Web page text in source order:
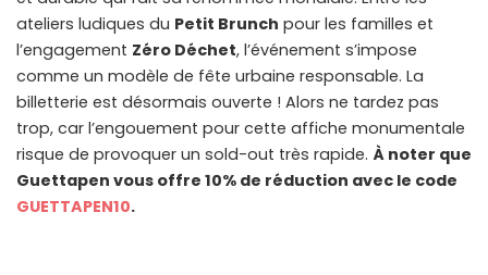
ateliers ludiques du Petit Brunch pour les familles et
l’engagement Zéro Déchet, l’événement s’impose
comme un modèle de fête urbaine responsable. La
billetterie est désormais ouverte ! Alors ne tardez pas
trop, car l’engouement pour cette affiche monumentale
risque de provoquer un sold-out très rapide. À noter que
Guettapen vous offre 10% de réduction avec le code
GUETTAPEN10.